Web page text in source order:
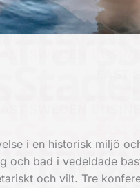
i en historisk miljö
och bad i vedeldade
och vilt. Tre